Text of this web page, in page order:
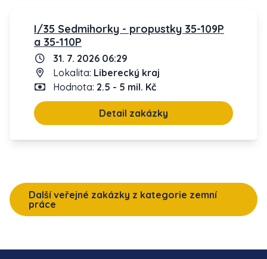
I/35 Sedmihorky - propustky 35-109P
a 35-110P
31. 7. 2026 06:29
Lokalita: Liberecký kraj
Hodnota: 2.5 - 5 mil. Kč
Detail zakázky
Další veřejné zakázky z kategorie zemní
práce